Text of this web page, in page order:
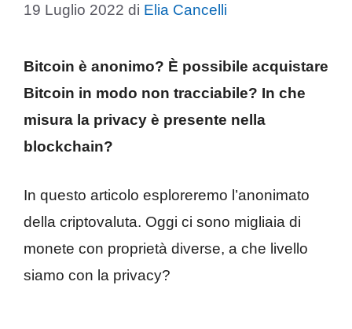
19 Luglio 2022 di Elia Cancelli
Bitcoin è anonimo? È possibile acquistare
Bitcoin in modo non tracciabile? In che
misura la privacy è presente nella
blockchain?
In questo articolo esploreremo l’anonimato
della criptovaluta. Oggi ci sono migliaia di
monete con proprietà diverse, a che livello
siamo con la privacy?